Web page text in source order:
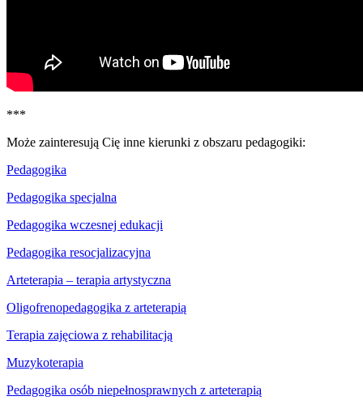
***
Może zainteresują Cię inne kierunki z obszaru pedagogiki:
Pedagogika
Pedagogika specjalna
Pedagogika wczesnej edukacji
Pedagogika resocjalizacyjna
Arteterapia – terapia artystyczna
Oligofrenopedagogika z arteterapią
Terapia zajęciowa z rehabilitacją
Muzykoterapia
Pedagogika osób niepełnosprawnych z arteterapią